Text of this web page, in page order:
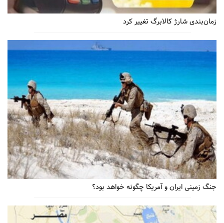
زمان‌بندی شارژ کالابرگ تغییر کرد
جنگ زمینی ایران و آمریکا چگونه خواهد بود؟